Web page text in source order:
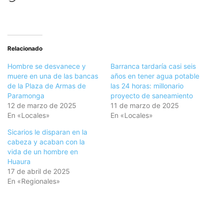
Relacionado
Hombre se desvanece y
muere en una de las bancas
de la Plaza de Armas de
Paramonga
12 de marzo de 2025
En «Locales»
Barranca tardaría casi seis
años en tener agua potable
las 24 horas: millonario
proyecto de saneamiento
11 de marzo de 2025
En «Locales»
Sicarios le disparan en la
cabeza y acaban con la
vida de un hombre en
Huaura
17 de abril de 2025
En «Regionales»